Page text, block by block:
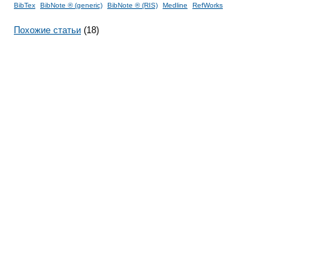
BibTex BibNote ® (generic) BibNote ® (RIS) Medline RefWorks
Похожие статьи (18)